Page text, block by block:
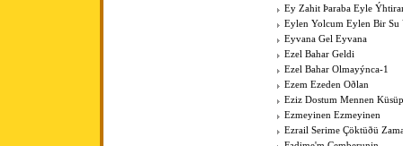
Ey Zahit Þaraba Eyle
Eylen Yolcum Eylen Bir Su
Eyvana Gel Eyvana
Ezel Bahar Geldi
Ezel Bahar Olmayýnca-1
Ezem Ezeden Oðlan
Eziz Dostum Mennen
Ezmeyinen Ezmeyinen
Ezrail Serime Çöktüðü